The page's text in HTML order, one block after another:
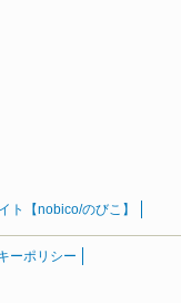
ト【nobico/のびこ】
ーポリシー